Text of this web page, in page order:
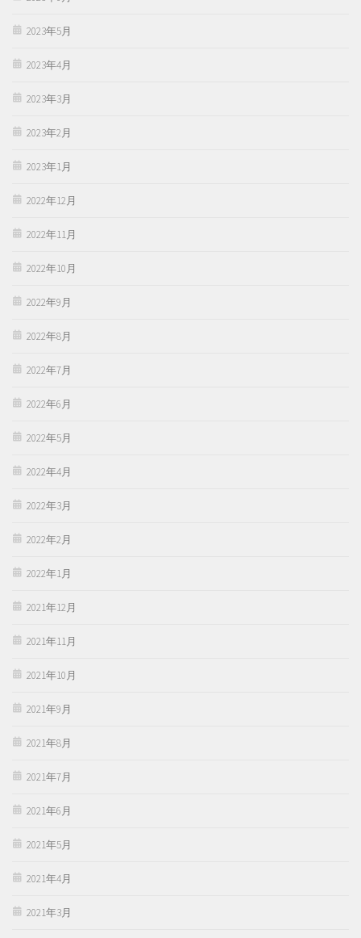
2023年5月
2023年4月
2023年3月
2023年2月
2023年1月
2022年12月
2022年11月
2022年10月
2022年9月
2022年8月
2022年7月
2022年6月
2022年5月
2022年4月
2022年3月
2022年2月
2022年1月
2021年12月
2021年11月
2021年10月
2021年9月
2021年8月
2021年7月
2021年6月
2021年5月
2021年4月
2021年3月